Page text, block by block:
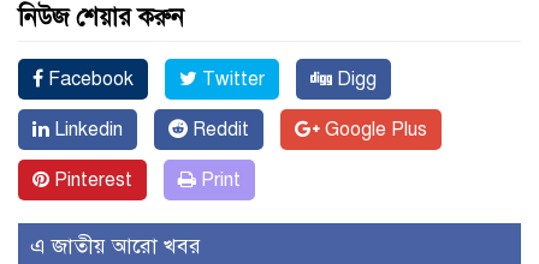
নিউজ শেয়ার করুন
Facebook Twitter Digg
Linkedin Reddit Google Plus
Pinterest Print
এ জাতীয় আরো খবর